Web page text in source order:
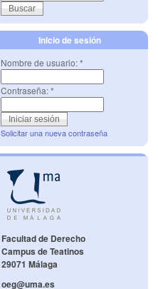
Inicio de sesión
Nombre de usuario:*
Contraseña:*
Solicitar una nueva contraseña
Facultad de Derecho
Campus de Teatinos
29071 Málaga
oeg@uma.es